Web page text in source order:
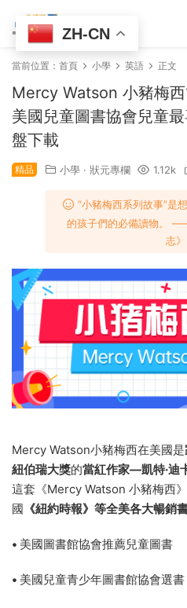
當前位置： 首頁 小學 英語 正文
Mercy Watson 小豬梅
美國兒童圖書協會兒童
盤下載
精品 小學 · 狀元專欄 1.12k
“小豬梅西系列故事”是
的孩子們的必備讀物。
志》
Mercy Watson小豬梅西在美國是
紐伯瑞大獎的當紅作家—凱特·迪
這套《Mercy Watson 小豬梅西
國 《紐約時報》等全美各大暢銷
• 美國圖書館協會推薦兒童圖書
• 美國兒童青少年圖書館協會選書
ZH-CN